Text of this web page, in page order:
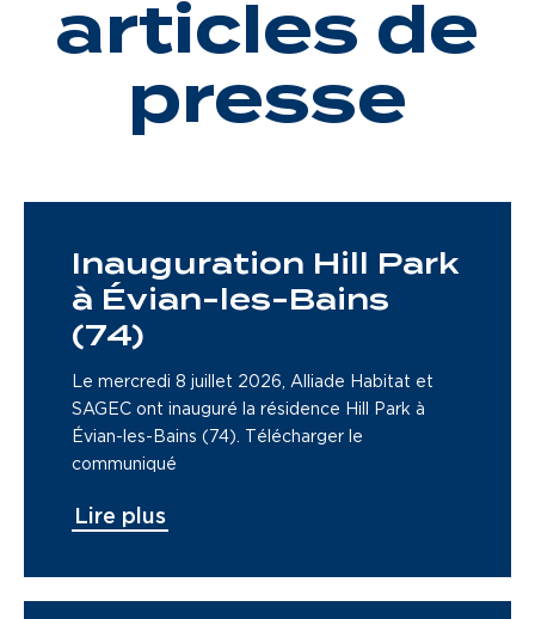
articles de
presse
Inauguration Hill Park
à Évian-les-Bains
(74)
Le mercredi 8 juillet 2026, Alliade Habitat et
SAGEC ont inauguré la résidence Hill Park à
Évian-les-Bains (74). Télécharger le
communiqué
Lire plus